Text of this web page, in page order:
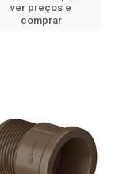
ver preços e
comprar